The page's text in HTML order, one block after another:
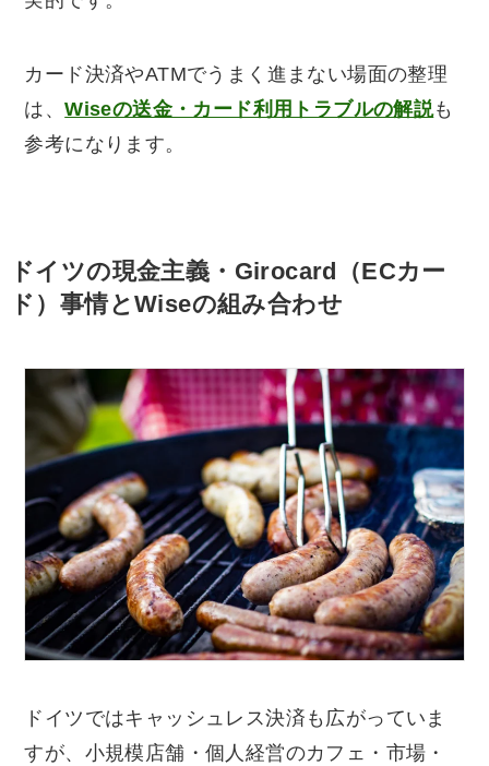
カード決済やATMでうまく進まない場面の整理
は、Wiseの送金・カード利用トラブルの解説も
参考になります。
ドイツの現金主義・Girocard（ECカー
ド）事情とWiseの組み合わせ
ドイツではキャッシュレス決済も広がっていま
すが、小規模店舗・個人経営のカフェ・市場・